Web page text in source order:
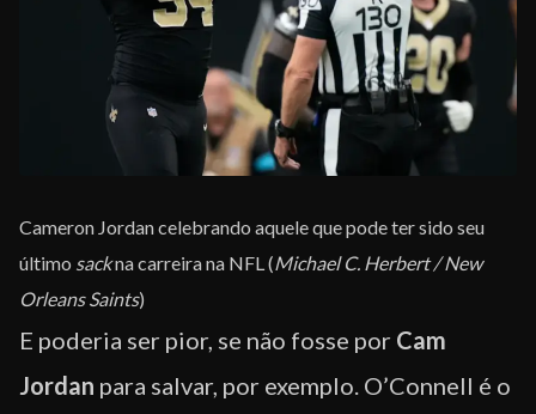
Cameron Jordan celebrando aquele que pode ter sido seu
último sackna carreira na NFL (Michael C. Herbert / New
Orleans Saints)
E poderia ser pior, se não fosse por Cam
Jordan para salvar, por exemplo. O’Connell é o